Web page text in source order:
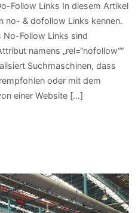
Follow Links In diesem Artikel
no- & dofollow Links kennen.
No-Follow Links sind
namens „rel=“nofollow““
Suchmaschinen, dass
oder mit dem
einer Website […]